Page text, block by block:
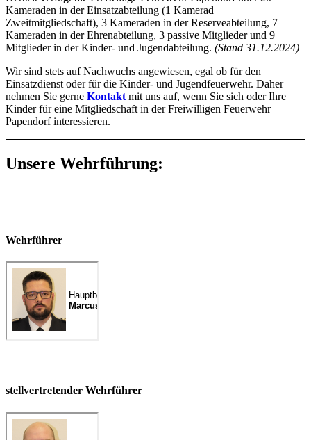
Kameraden in der Einsatzabteilung (1 Kamerad
Zweitmitgliedschaft), 3 Kameraden in der Reserveabteilung, 7
Kameraden in der Ehrenabteilung, 3 passive Mitglieder und 9
Mitglieder in der Kinder- und Jugendabteilung. (Stand 31.12.2024)
Wir sind stets auf Nachwuchs angewiesen, egal ob für den
Einsatzdienst oder für die Kinder- und Jugendfeuerwehr. Daher
nehmen Sie gerne Kontakt mit uns auf, wenn Sie sich oder Ihre
Kinder für eine Mitgliedschaft in der Freiwilligen Feuerwehr
Papendorf interessieren.
Unsere Wehrführung:
Wehrführer
stellvertretender Wehrführer